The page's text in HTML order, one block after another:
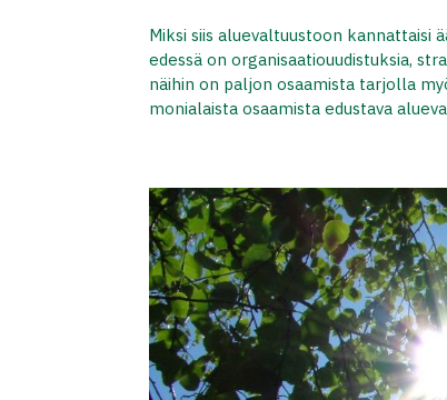
Miksi siis aluevaltuustoon kannattaisi
edessä on organisaatiouudistuksia,
näihin on paljon osaamista tarjolla
monialaista osaamista edustava